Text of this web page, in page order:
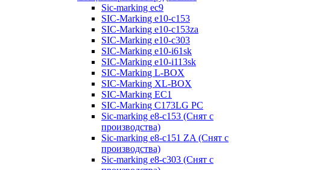
Sic-marking ec9
SIC-Marking e10-c153
SIC-Marking e10-c153za
SIC-Marking e10-c303
SIC-Marking e10-i61sk
SIC-Marking e10-i113sk
SIC-Marking L-BOX
SIC-Marking XL-BOX
SIC-Marking EC1
SIC-Marking C173LG PC
Sic-marking e8-c153 (Снят с
производства)
Sic-marking e8-c151 ZA (Снят с
производства)
Sic-marking e8-c303 (Снят с